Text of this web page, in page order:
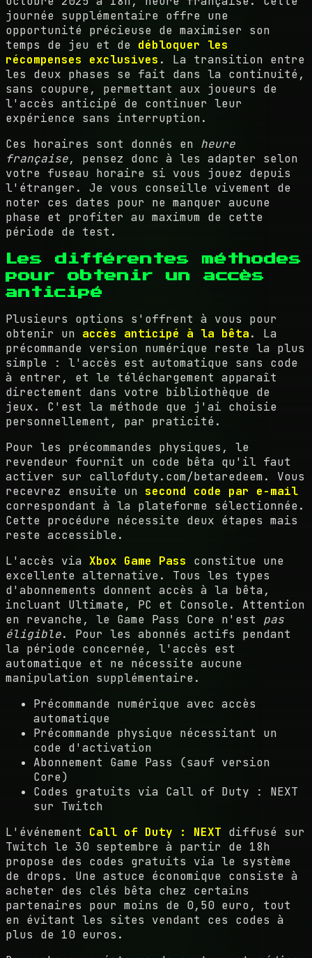
journée supplémentaire offre une
opportunité précieuse de maximiser son
temps de jeu et de débloquer les
récompenses exclusives . La transition entre
les deux phases se fait dans la continuité,
sans coupure, permettant aux joueurs de
l'accès anticipé de continuer leur
expérience sans interruption.
Ces horaires sont donnés en heure
française, pensez donc à les adapter selon
votre fuseau horaire si vous jouez depuis
l'étranger. Je vous conseille vivement de
noter ces dates pour ne manquer aucune
phase et profiter au maximum de cette
période de test.
Les différentes méthodes
pour obtenir un accès
anticipé
Plusieurs options s'offrent à vous pour
obtenir un accès anticipé à la bêta. La
précommande version numérique reste la plus
simple : l'accès est automatique sans code
à entrer, et le téléchargement apparaît
directement dans votre bibliothèque de
jeux. C'est la méthode que j'ai choisie
personnellement, par praticité.
Pour les précommandes physiques, le
revendeur fournit un code bêta qu'il faut
activer sur callofduty.com/betaredeem. Vous
recevrez ensuite un second code par e-mail
correspondant à la plateforme sélectionnée.
Cette procédure nécessite deux étapes mais
reste accessible.
L'accès via Xbox Game Pass constitue une
excellente alternative. Tous les types
d'abonnements donnent accès à la bêta,
incluant Ultimate, PC et Console. Attention
en revanche, le Game Pass Core n'est pas
éligible. Pour les abonnés actifs pendant
la période concernée, l'accès est
automatique et ne nécessite aucune
manipulation supplémentaire.
Précommande numérique avec accès
automatique
Précommande physique nécessitant un
code d'activation
Abonnement Game Pass (sauf version
Core)
Codes gratuits via Call of Duty : NEXT
sur Twitch
L'événement Call of Duty : NEXT diffusé sur
Twitch le 30 septembre à partir de 18h
propose des codes gratuits via le système
de drops. Une astuce économique consiste à
acheter des clés bêta chez certains
partenaires pour moins de 0,50 euro, tout
en évitant les sites vendant ces codes à
plus de 10 euros.